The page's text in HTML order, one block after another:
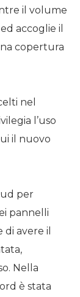
il volume
accoglie il
copertura
nel
l’uso
il nuovo
per
pannelli
avere il
Nella
è stata